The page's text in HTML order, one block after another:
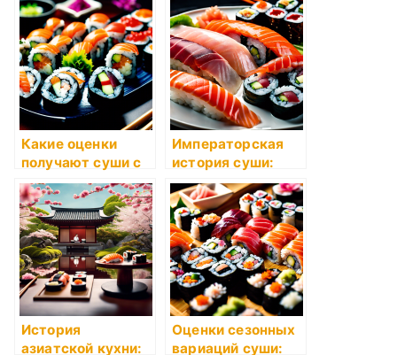
Какие оценки
получают суши с
натуральными
ингредиентами?
Императорская
история суши:
роскошь на
тарелке
История
азиатской кухни:
Оценки сезонных
вариаций суши: